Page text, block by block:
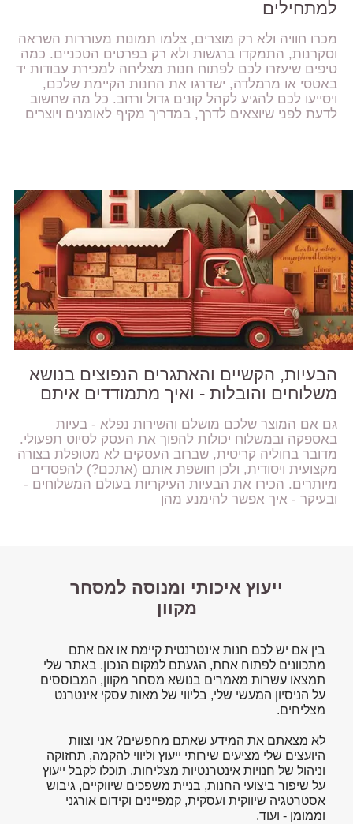
למתחילים
מכרו חוויה ולא רק מוצרים, צלמו תמונות מעוררות השראה
וסקרנות, התמקדו ברגשות ולא רק בפרטים הטכניים. כמה
טיפים שיעזרו לכם לפתוח חנות מצליחה למכירת עבודות יד
באטסי או מרמלדה, ישדרגו את החנות הקיימת שלכם,
ויסייעו לכם להגיע לקהל קונים גדול ורחב. כל מה שחשוב
לדעת לפני שיוצאים לדרך, במדריך מקיף לאומנים ויוצרים
הבעיות, הקשיים והאתגרים הנפוצים בנושא
משלוחים והובלות - ואיך מתמודדים איתם
גם אם המוצר שלכם מושלם והשירות נפלא - בעיות
באספקה ובמשלוח יכולות להפוך את העסק לסיוט תפעולי.
מדובר בחוליה קריטית, שברוב העסקים לא מטופלת בצורה
מקצועית ויסודית, ולכן חושפת אותם (אתכם?) להפסדים
מיותרים. הכירו את הבעיות העיקריות בעולם המשלוחים -
ובעיקר - איך אפשר להימנע מהן
ייעוץ איכותי ומנוסה למסחר
מקוון
בין אם יש לכם חנות אינטרנטית קיימת או אם אתם
מתכוונים לפתוח אחת, הגעתם למקום הנכון. באתר שלי
תמצאו עשרות מאמרים בנושא מסחר מקוון, המבוססים
על הניסיון המעשי שלי, בליווי של מאות עסקי אינטרנט
מצליחים.
לא מצאתם את המידע שאתם מחפשים? אני וצוות
היועצים שלי מציעים שירותי ייעוץ וליווי להקמה, תחזוקה
וניהול של חנויות אינטרנטיות מצליחות. תוכלו לקבל ייעוץ
על שיפור ביצועי החנות, בניית משפכים שיווקיים, גיבוש
אסטרטגיה שיווקית ועסקית, קמפיינים וקידום אורגני
וממומן - ועוד.